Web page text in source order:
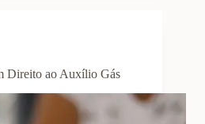
Direito ao Auxílio Gás